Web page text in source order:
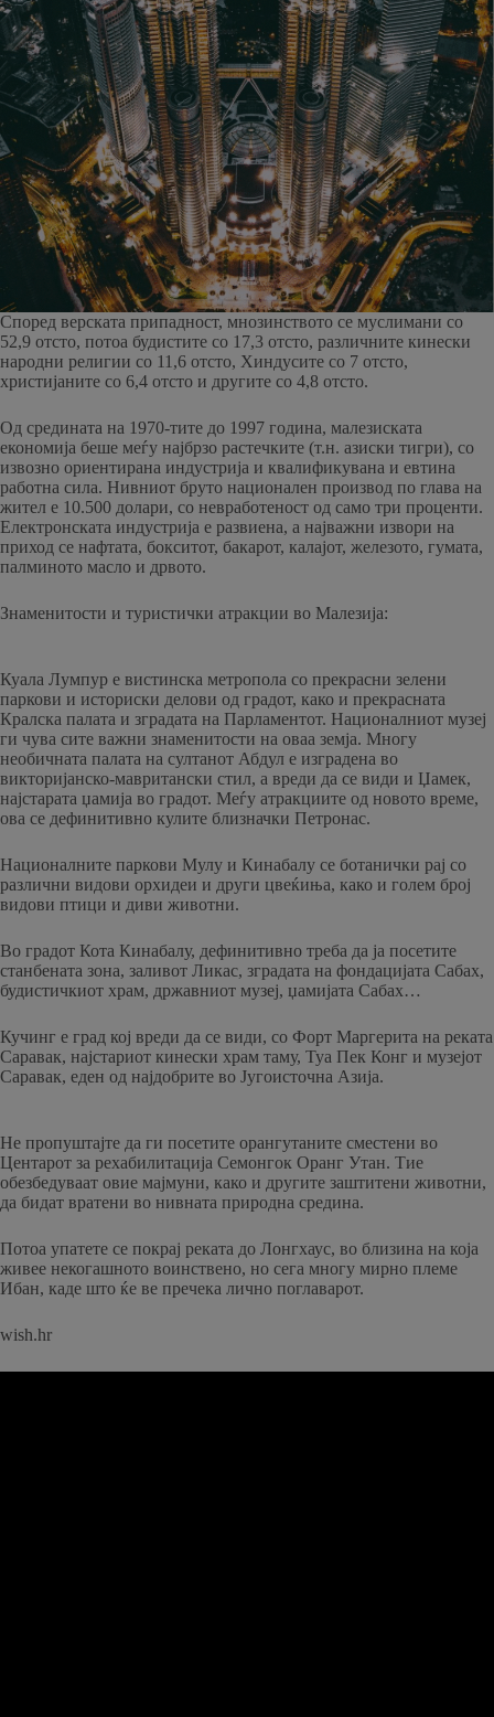
Според верската припадност, мнозинството се муслимани со
52,9 отсто, потоа будистите со 17,3 отсто, различните кинески
народни религии со 11,6 отсто, Хиндусите со 7 отсто,
христијаните со 6,4 отсто и другите со 4,8 отсто.
Од средината на 1970-тите до 1997 година, малезиската
економија беше меѓу најбрзо растечките (т.н. азиски тигри), со
извозно ориентирана индустрија и квалификувана и евтина
работна сила. Нивниот бруто национален производ по глава на
жител е 10.500 долари, со невработеност од само три проценти.
Електронската индустрија е развиена, а најважни извори на
приход се нафтата, бокситот, бакарот, калајот, железото, гумата,
палминото масло и дрвото.
Знаменитости и туристички атракции во Малезија:
Куала Лумпур е вистинска метропола со прекрасни зелени
паркови и историски делови од градот, како и прекрасната
Кралска палата и зградата на Парламентот. Националниот музеј
ги чува сите важни знаменитости на оваа земја. Многу
необичната палата на султанот Абдул е ​​изградена во
викторијанско-мавритански стил, а вреди да се види и Џамек,
најстарата џамија во градот. Меѓу атракциите од новото време,
ова се дефинитивно кулите близначки Петронас.
Националните паркови Мулу и Кинабалу се ботанички рај со
различни видови орхидеи и други цвеќиња, како и голем број
видови птици и диви животни.
Во градот Кота Кинабалу, дефинитивно треба да ја посетите
станбената зона, заливот Ликас, зградата на фондацијата Сабах,
будистичкиот храм, државниот музеј, џамијата Сабах…
Кучинг е град кој вреди да се види, со Форт Маргерита на реката
Саравак, најстариот кинески храм таму, Туа Пек Конг и музејот
Саравак, еден од најдобрите во Југоисточна Азија.
Не пропуштајте да ги посетите орангутаните сместени во
Центарот за рехабилитација Семонгок Оранг Утан. Тие
обезбедуваат овие мајмуни, како и другите заштитени животни,
да бидат вратени во нивната природна средина.
Потоа упатете се покрај реката до Лонгхаус, во близина на која
живее некогашното воинствено, но сега многу мирно племе
Ибан, каде што ќе ве пречека лично поглаварот.
wish.hr